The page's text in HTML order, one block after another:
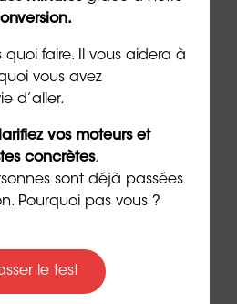
c'est :
en France,
accompagnées
de bienveillance
par un docteur en
quoi faire. Il vous aidera à
vous avez
d’aller.
vos moteurs et
concrètes.
sont déjà passées
Pourquoi pas vous ?
le test